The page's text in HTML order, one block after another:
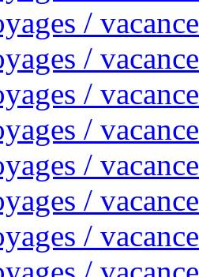
/
/
/
/
/
/
/